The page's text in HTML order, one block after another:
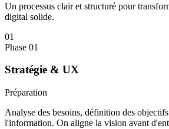
Un processus clair et structuré pour
digital solide.
01
Phase 01
Stratégie & UX
Préparation
Analyse des besoins, définition des
l'information. On aligne la vision avant